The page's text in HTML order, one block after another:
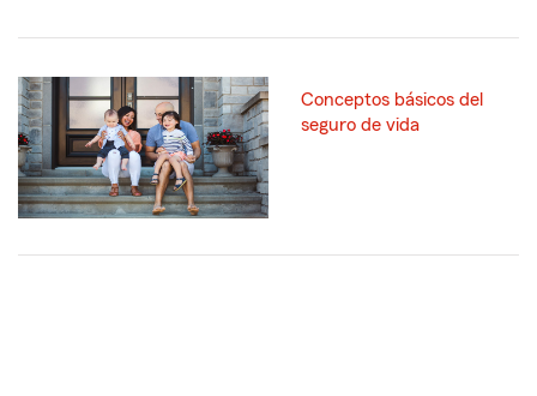
Conceptos básicos del
seguro de vida